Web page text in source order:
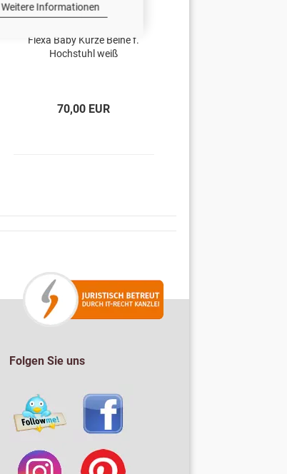
Weitere Informationen
Flexa Baby Kurze Beine f.
Hochstuhl weiß
70,00 EUR
Folgen Sie uns